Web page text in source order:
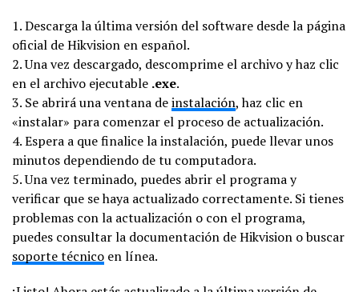
1. Descarga la última versión del software desde la página
oficial de Hikvision en español.
2. Una vez descargado, descomprime el archivo y haz clic
en el archivo ejecutable .exe.
3. Se abrirá una ventana deinstalación, haz clic en
«instalar» para comenzar el proceso de actualización.
4. Espera a que finalice la instalación, puede llevar unos
minutos dependiendo de tu computadora.
5. Una vez terminado, puedes abrir el programa y
verificar que se haya actualizado correctamente. Si tienes
problemas con la actualización o con el programa,
puedes consultar la documentación de Hikvision o buscar
soporte técnico en línea.